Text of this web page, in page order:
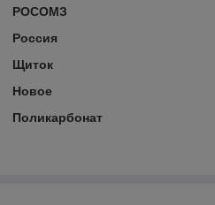
РОСОМЗ
Россия
Щиток
Новое
Поликарбонат